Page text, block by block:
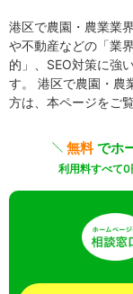
港区で農園・農業業
や不動産などの「業
的」、SEO対策に強
す。 港区で農園・農
方は、本ページをご
無料でホ
利用料すべて0